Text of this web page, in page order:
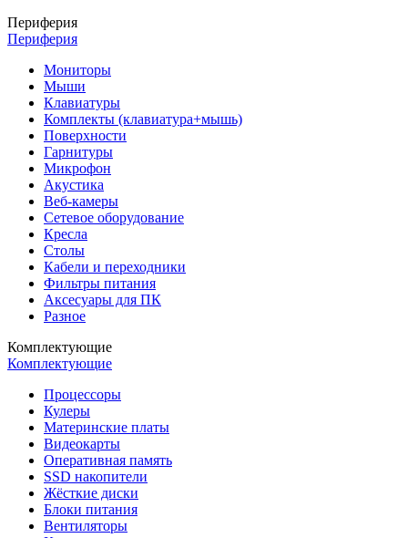
Периферия
Периферия
Мониторы
Мыши
Клавиатуры
Комплекты (клавиатура+мышь)
Поверхности
Гарнитуры
Микрофон
Акустика
Веб-камеры
Сетевое оборудование
Кресла
Столы
Кабели и переходники
Фильтры питания
Аксесуары для ПК
Разное
Комплектующие
Комплектующие
Процессоры
Кулеры
Материнские платы
Видеокарты
Оперативная память
SSD накопители
Жёсткие диски
Блоки питания
Вентиляторы